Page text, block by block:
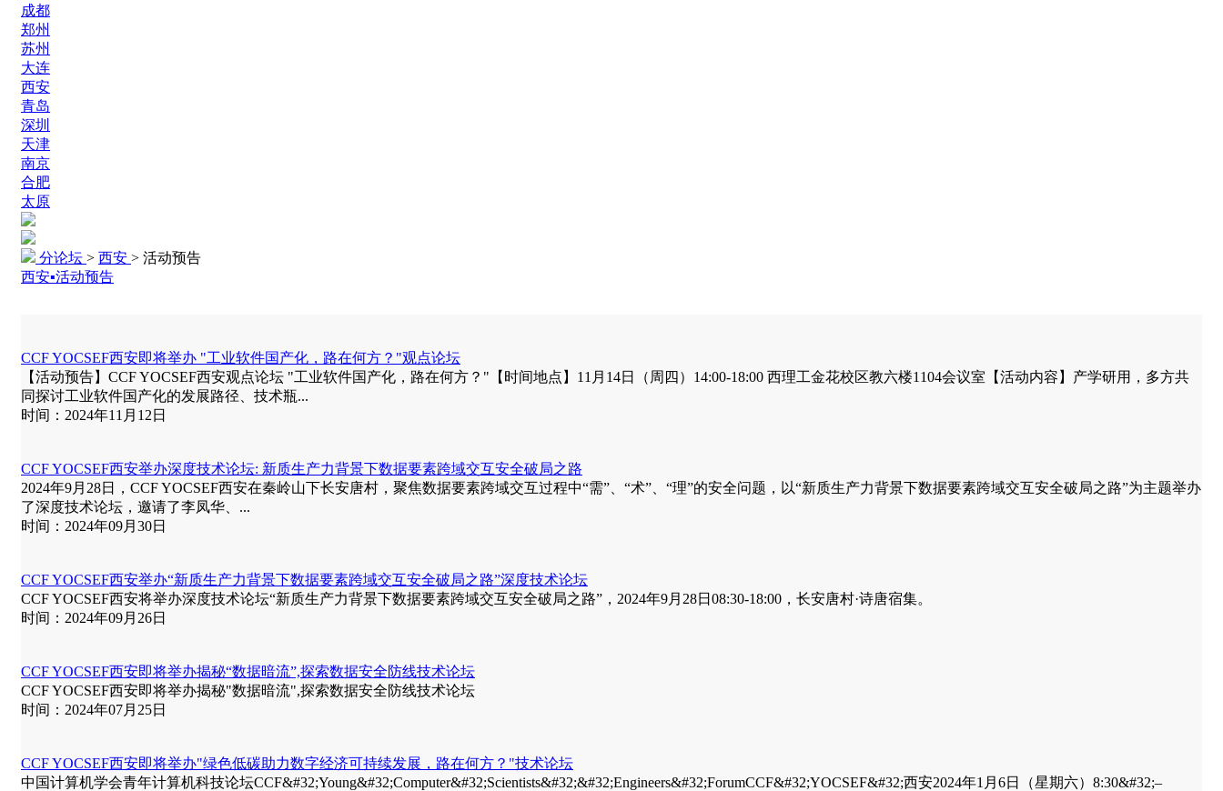
成都
郑州
苏州
大连
西安
青岛
深圳
天津
南京
合肥
太原
分论坛 > 西安 > 活动预告
西安▪活动预告
CCF YOCSEF西安即将举办 "工业软件国产化，路在何方？"观点论坛
【活动预告】CCF YOCSEF西安观点论坛 "工业软件国产化，路在何方？"【时间地点】11月14日（周四）14:00-18:00 西理工金花校区教六楼1104会议室【活动内容】产学研用，多方共
同探讨工业软件国产化的发展路径、技术瓶...
时间：2024年11月12日
CCF YOCSEF西安举办深度技术论坛: 新质生产力背景下数据要素跨域交互安全破局之路
2024年9月28日，CCF YOCSEF西安在秦岭山下长安唐村，聚焦数据要素跨域交互过程中“需”、“术”、“理”的安全问题，以“新质生产力背景下数据要素跨域交互安全破局之路”为主题举办
了深度技术论坛，邀请了李凤华、...
时间：2024年09月30日
CCF YOCSEF西安举办“新质生产力背景下数据要素跨域交互安全破局之路”深度技术论坛
CCF YOCSEF西安将举办深度技术论坛“新质生产力背景下数据要素跨域交互安全破局之路”，2024年9月28日08:30-18:00，长安唐村·诗唐宿集。
时间：2024年09月26日
CCF YOCSEF西安即将举办揭秘“数据暗流”,探索数据安全防线技术论坛
CCF YOCSEF西安即将举办揭秘"数据暗流",探索数据安全防线技术论坛
时间：2024年07月25日
CCF YOCSEF西安即将举办"绿色低碳助力数字经济可持续发展，路在何方？"技术论坛
中国计算机学会青年计算机科技论坛CCF&#32;Young&#32;Computer&#32;Scientists&#32;&#32;Engineers&#32;ForumCCF&#32;YOCSEF&#32;西安2024年1月6日（星期六）8:30&#32;–